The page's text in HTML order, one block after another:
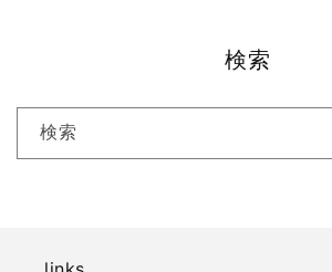
検索
検索